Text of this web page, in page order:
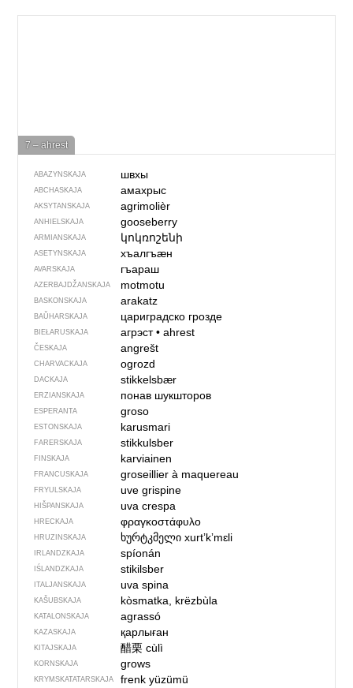
7 – ahrest
ABAZYNSKAJA швхы
ABCHASKAJA амахрыс
AKSYTANSKAJA agrimolièr
ANHIELSKAJA gooseberry
ARMIANSKAJA կոկռոշենի
ASETYNSKAJA хъалгъӕн
AVARSKAJA гъараш
AZERBAJDŽAN­SKAJA motmotu
BASKONSKAJA arakatz
BAŬHARSKAJA цариградско грозде
BIEŁARUSKAJA агрэст• ahrest
ČESKAJA angrešt
CHARVACKAJA ogrozd
DACKAJA stikkelsbær
ERZIANSKAJA понав шукшторов
ESPERANTA groso
ESTONSKAJA karusmari
FARERSKAJA stikkulsber
FINSKAJA karviainen
FRANCUSKAJA groseillier à maquereau
FRYULSKAJA uve grispine
HIŠPANSKAJA uva crespa
HRECKAJA φραγκοστάφυλο
HRUZINSKAJA ხურტკმელიxurtʼkʼmɛli
IRLANDZKAJA spíonán
IŚLANDZKAJA stikilsber
ITALJANSKAJA uva spina
KAŠUBSKAJA kòsmatka, krëzbùla
KATALONSKAJA agrassó
KAZASKAJA қарлыған
KITAJSKAJA 醋栗cùlì
KORNSKAJA grows
KRYMSKA­TATARSKAJA frenk yüzümü